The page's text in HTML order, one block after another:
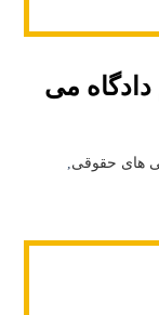
می
های حقوقی